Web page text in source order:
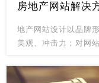
房地产网站解决
地产网站设计以品牌
美观、冲击力；对网
布局、网站页面制作